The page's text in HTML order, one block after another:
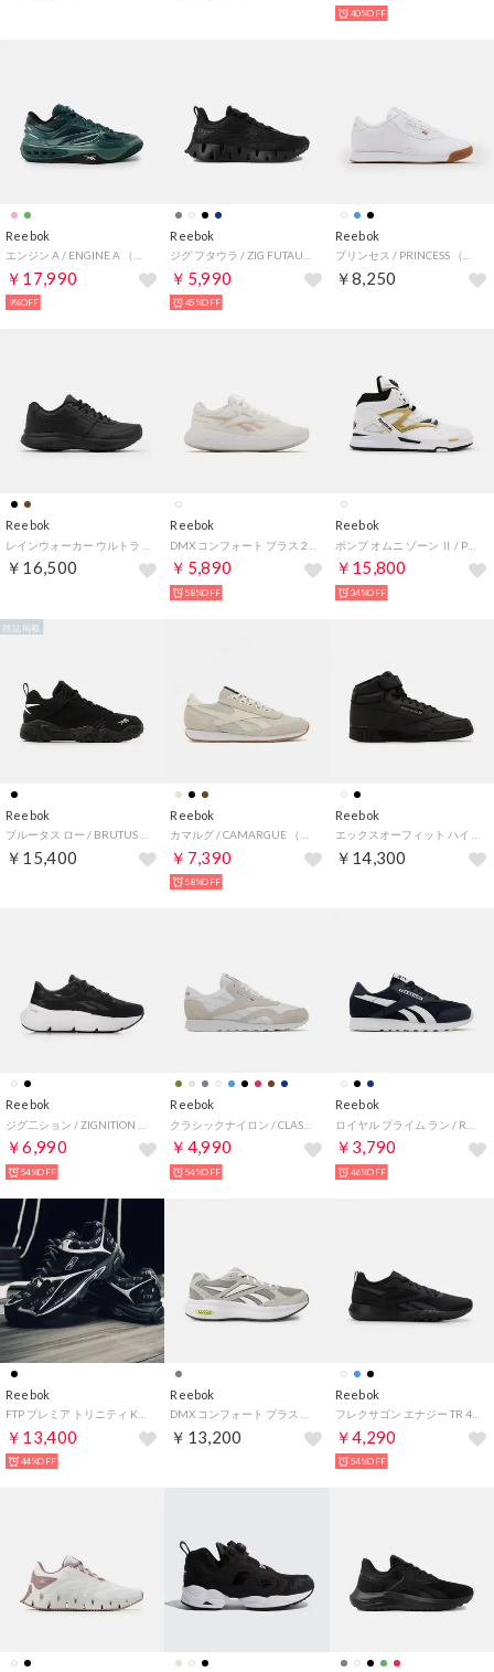
40%OFF
Reebok
￥17,990
9%OFF
Reebok
￥5,990
45%OFF
Reebok
￥8,250
Reebok
￥16,500
Reebok
￥5,890
58%OFF
Reebok
ポンプ オムニ ゾーン Ⅱ / PUMP OMNI ZONE II （ホワイト）
￥15,800
34%OFF
Reebok
￥15,400
雑誌掲載
Reebok
￥7,390
58%OFF
Reebok
￥14,300
Reebok
￥6,990
54%OFF
Reebok
￥4,990
54%OFF
Reebok
￥3,790
46%OFF
Reebok
￥13,400
44%OFF
Reebok
￥13,200
Reebok
フレクサゴン エナジー TR 4 / FLEXAGON ENERGY TR 4 SA （コアブラック）
￥4,290
54%OFF